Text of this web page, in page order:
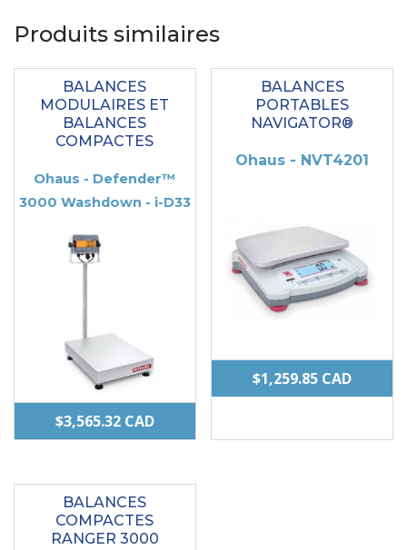
Produits similaires
BALANCES
MODULAIRES ET
BALANCES
COMPACTES
Ohaus - Defender™
3000 Washdown - i-D33
$3,565.32 CAD
produit
a
plusieurs
BALANCES
PORTABLES
NAVIGATOR®
Ohaus - NVT4201
$1,259.85 CAD
BALANCES
COMPACTES
RANGER 3000